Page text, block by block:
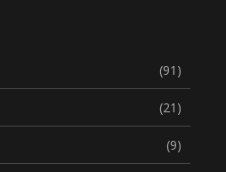
(91)
(21)
(9)